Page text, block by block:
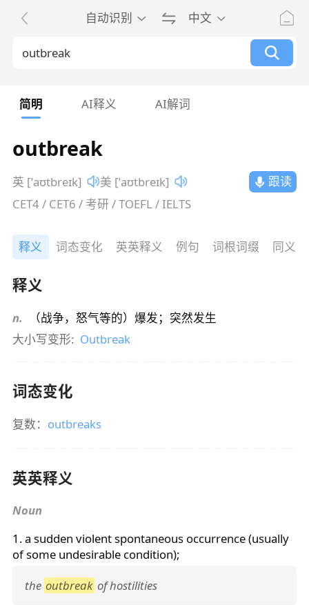
自动识别 中文
简明 AI释义 AI解词
outbreak
英 [ˈaʊtbreɪk] 美 [ˈaʊtbreɪk]
跟读
CET4 / CET6 / 考研 / TOEFL / IELTS
释义 词态变化 英英释义 例句 词根词缀 同义词
释义
n.
（战争，怒气等的）爆发；突然发生
大小写变形: Outbreak
词态变化
复数： outbreaks
英英释义
Noun
1. a sudden violent spontaneous occurrence (usually
of some undesirable condition);
the outbreak of hostilities